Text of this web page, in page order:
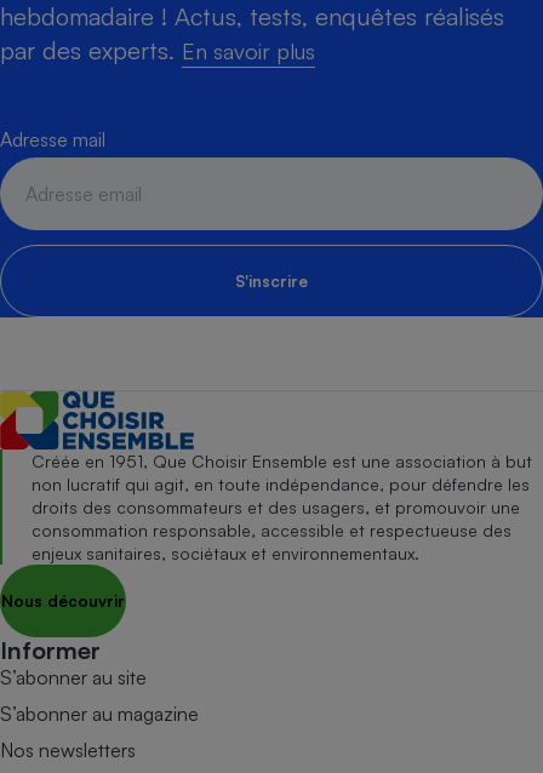
hebdomadaire ! Actus, tests, enquêtes réalisés
par des experts. En savoir plus
Adresse mail
S'inscrire
Créée en 1951, Que Choisir Ensemble est une association à but
non lucratif qui agit, en toute indépendance, pour défendre les
droits des consommateurs et des usagers, et promouvoir une
consommation responsable, accessible et respectueuse des
enjeux sanitaires, sociétaux et environnementaux.
Nous découvrir
Informer
S’abonner au site
S’abonner au magazine
Nos newsletters